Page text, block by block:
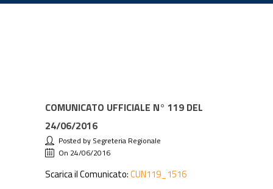
COMUNICATO UFFICIALE N° 119 DEL
24/06/2016
Posted by Segreteria Regionale
On 24/06/2016
Scarica il Comunicato:CUN119_1516